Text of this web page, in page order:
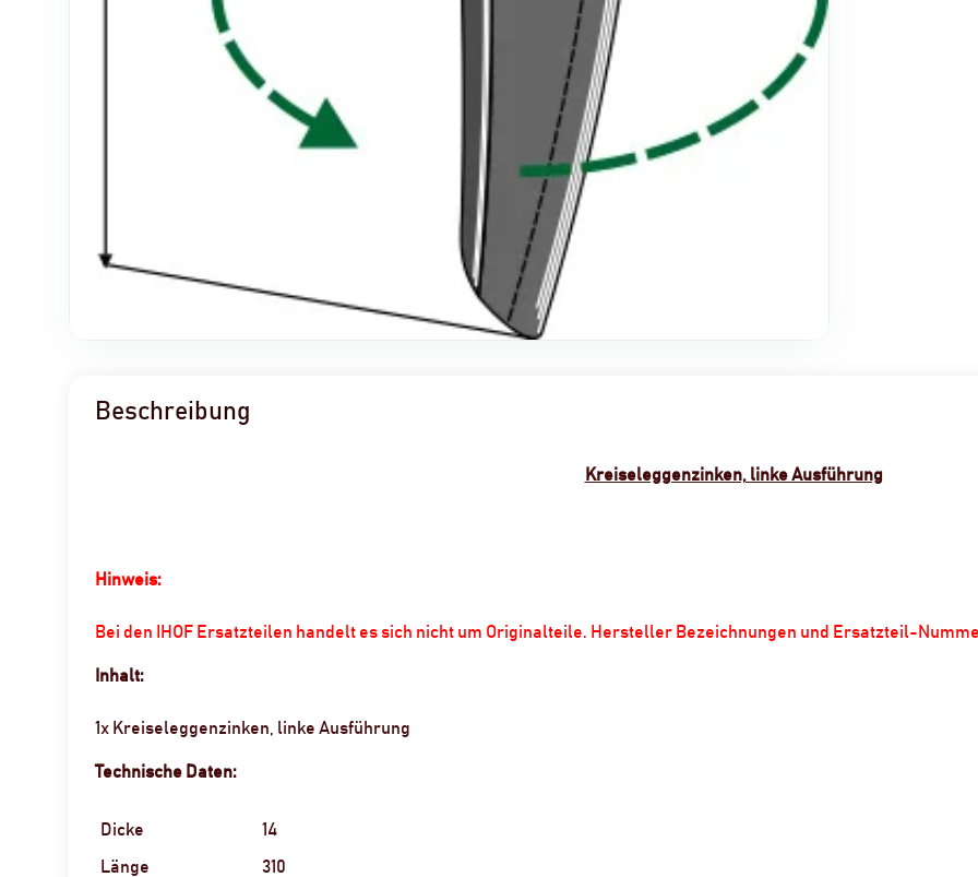
Beschreibung
Kreiseleggenzinken, linke Ausführung
Hinweis:
Bei den IHOF Ersatzteilen handelt es sich nicht um Originalteile. Hersteller Bezeichnungen und Ersatzteil-
Inhalt:
1x Kreiseleggenzinken, linke Ausführung
Technische Daten:
Dicke 14
Länge 310